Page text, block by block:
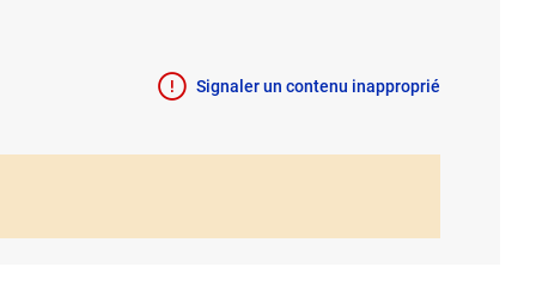
Signaler un contenu inapproprié